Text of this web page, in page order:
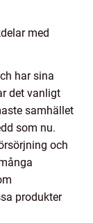
med
har sina
det vanligt
samhället
som nu.
och
produkter